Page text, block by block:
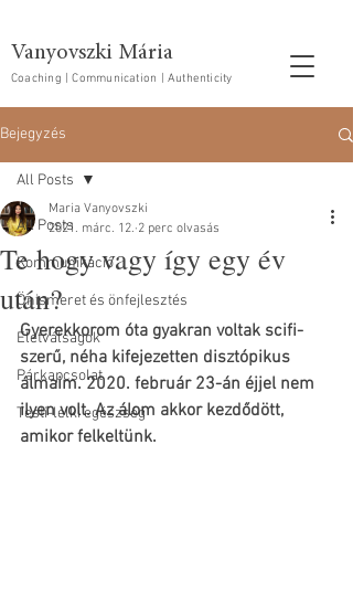
Vanyovszki Mária
Coaching | Communication | Authenticity
Bejegyzés
All Posts
Kommunikáció
Önismeret és önfejlesztés
Életválságok
Párkapcsolat
Testi-lelki egészség
All Posts
Te hogy vagy így egy év
után?
Maria Vanyovszki
2021. márc. 12. 2 perc olvasás
Gyerekkorom óta gyakran voltak scifi-
szerű, néha kifejezetten disztópikus
álmaim. 2020. február 23-án éjjel nem
ilyen volt. Az álom akkor kezdődött,
amikor felkeltünk.